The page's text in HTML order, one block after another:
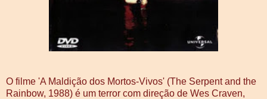
O filme 'A Maldição dos Mortos-Vivos' (The Serpent and the
Rainbow, 1988) é um terror com direção de Wes Craven,